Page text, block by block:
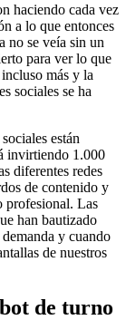
haciendo cada vez
a lo que entonces
no se veía sin un
para ver lo que
más y la
sociales se ha
están
invirtiendo 1.000
diferentes redes
de contenido y
profesional. Las
han bautizado
y cuando
de nuestros
de turno